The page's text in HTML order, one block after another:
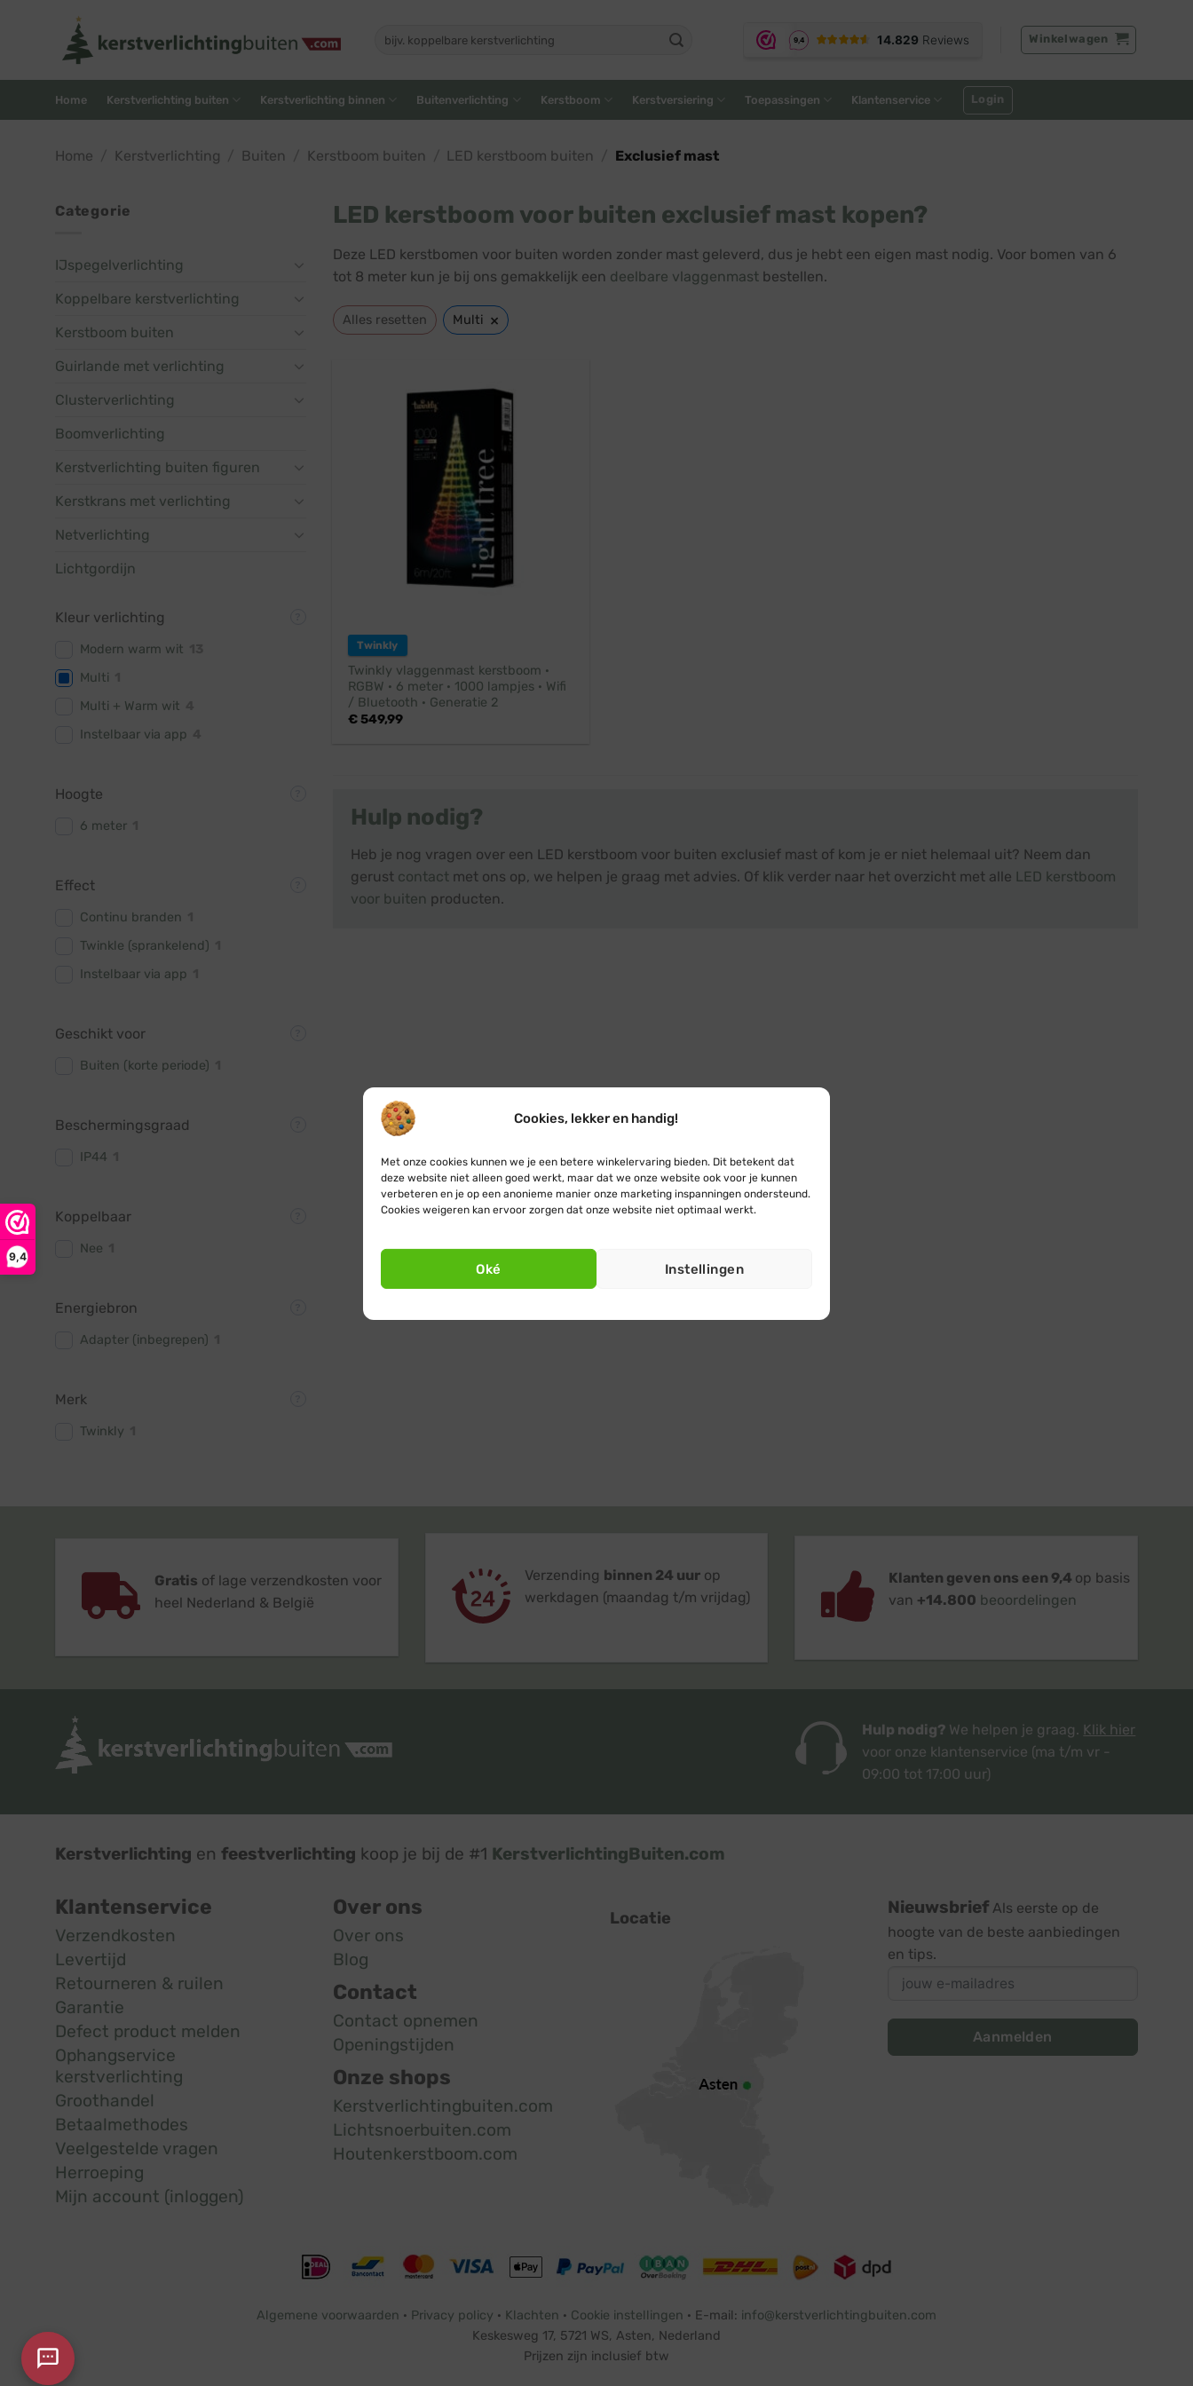
Cookies, lekker en handig!
Met onze cookies kunnen we je een betere winkelervaring bieden. Dit betekent dat
deze website niet alleen goed werkt, maar dat we onze website ook voor je kunnen
verbeteren en je op een anonieme manier onze marketing inspanningen ondersteund.
Cookies weigeren kan ervoor zorgen dat onze website niet optimaal werkt.
Oké Instellingen
9,4
naar:
Winkelwagen
Home Kerstverlichting buiten Kerstverlichting binnen Buitenverlichting Kerstboom Kerstversiering Toepassingen Klantenservice Login
Home Kerstverlichting Buiten Kerstboom buiten LED kerstboom buiten Exclusief mast
Categorie
IJspegelverlichting
Koppelbare kerstverlichting
Kerstboom buiten
Guirlande met verlichting
Clusterverlichting
Boomverlichting
Kerstverlichting buiten figuren
Kerstkrans met verlichting
Netverlichting
Lichtgordijn
Kleur verlichting
Modern warm wit
Multi
Multi + Warm wit
Instelbaar via app
Hoogte
6 meter
Effect
Continu branden
Twinkle (sprankelend)
Instelbaar via app
Geschikt voor
Buiten (korte periode)
Beschermingsgraad
IP44
Koppelbaar
Nee
Energiebron
Adapter (inbegrepen)
Merk
Twinkly
LED kerstboom voor buiten exclusief mast kopen?
Deze LED kerstbomen voor buiten worden zonder mast geleverd, dus je hebt een eigen mast nodig. Voor bomen van 6
tot 8 meter kun je bij ons gemakkelijk een deelbare vlaggenmastbestellen.
Alles resetten Multi ×
Twinkly
Twinkly vlaggenmast kerstboom ·
RGBW · 6 meter · 1000 lampjes · Wifi
/ Bluetooth · Generatie 2
€549,99
Hulp nodig?
Heb je nog vragen over een LED kerstboom voor buiten exclusief mast of kom je er niet helemaal uit? Neem dan
gerust contact met ons op, we helpen je graag met advies. Of klik verder naar het overzicht met alle LED kerstboom
voor buiten producten.
Gratis of lage verzendkosten voor
heel Nederland & België
Verzending binnen 24 uurop
werkdagen (maandag t/m vrijdag)
Klanten geven ons een 9,4 op basis
van +14.800 beoordelingen
Hulp nodig? We helpen je graag. Klik hier
voor onze klantenservice (ma t/m vr -
09:00 tot 17:00 uur)
Kerstverlichting en feestverlichting koop je bij de #1 KerstverlichtingBuiten.com
Klantenservice
Verzendkosten
Levertijd
Retourneren & ruilen
Garantie
Defect product melden
Ophangservice
kerstverlichting
Groothandel
Betaalmethodes
Veelgestelde vragen
Herroeping
Mijn account (inloggen)
Over ons
Over ons
Blog
Contact
Contact opnemen
Openingstijden
Onze shops
Kerstverlichtingbuiten.com
Lichtsnoerbuiten.com
Houtenkerstboom.com
Locatie
Nieuwsbrief Als eerste op de
hoogte van de beste aanbiedingen
en tips.
Aanmelden
Algemene voorwaarden · Privacy policy · Klachten · Cookie instellingen · E-mail: info@kerstverlichtingbuiten.com
Keskesweg 17, 5721 WS, Asten, Nederland
Prijzen zijn inclusief btw